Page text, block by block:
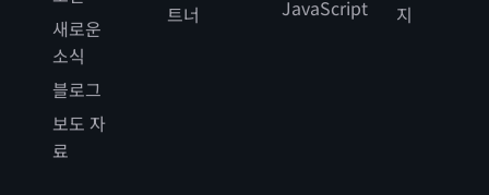
새로운
소식
블로그
보도 자
료
트너
JavaScript
지